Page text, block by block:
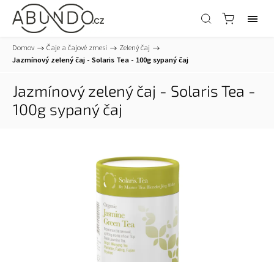
Domov / Čaje a čajové zmesi / Zelený čaj /
Jazmínový zelený čaj - Solaris Tea - 100g sypaný čaj
Jazmínový zelený čaj - Solaris Tea -
100g sypaný čaj